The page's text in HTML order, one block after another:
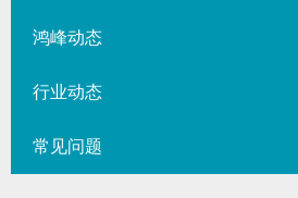
鸿峰动态
行业动态
常见问题